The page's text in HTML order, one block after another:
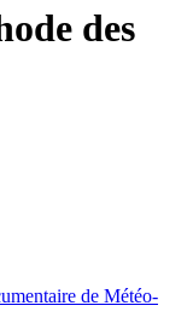
des
de Météo-